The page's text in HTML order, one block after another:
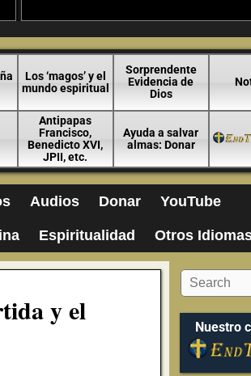
Los ‘magos’ y el
mundo espiritual
Sorprendente
Evidencia de
Dios
Antipapas
Francisco,
Benedicto XVI,
JPII, etc.
Ayuda a salvar
almas: Donar
Audios Donar YouTube
Espiritualidad Otros
y el
Nuestro